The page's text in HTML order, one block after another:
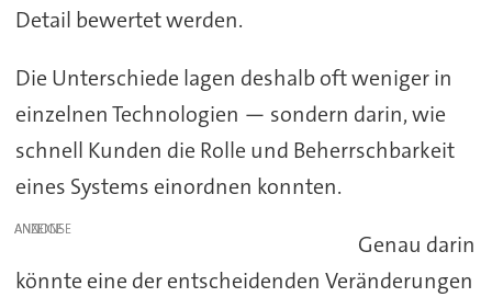
Detail bewertet werden.
Die Unterschiede lagen deshalb oft weniger in
einzelnen Technologien — sondern darin, wie
schnell Kunden die Rolle und Beherrschbarkeit
eines Systems einordnen konnten.
ANZEIGE
Genau darin
könnte eine der entscheidenden Veränderungen